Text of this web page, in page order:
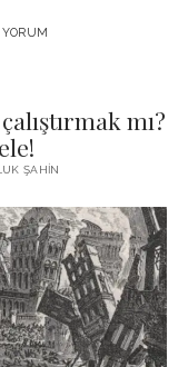
YORUM
mı?
ŞAHIN